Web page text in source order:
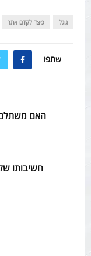
גוגל כיצד לקדם אתר
שתפו
האם משתלם
חשיבותו